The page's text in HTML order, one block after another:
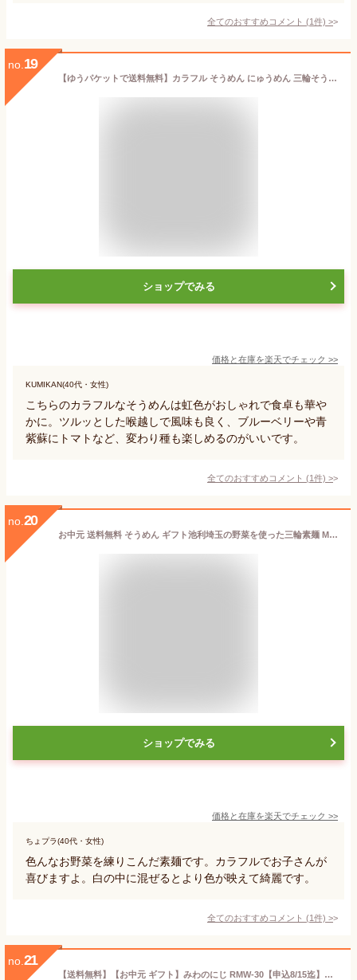
全てのおすすめコメント (1件) >
no. 19
【ゆうパケットで送料無料】カラフル そうめん にゅうめん 三輪そうめん小西 みわのにじ （箱入タイプ）RMW-12 送料込み そうめん カラフル 虹色 かわいい 乾麺 おいしい
ショップでみる
価格と在庫を楽天でチェック >>
KUMIKAN(40代・女性)
こちらのカラフルなそうめんは虹色がおしゃれで食卓も華や
かに。ツルッとした喉越しで風味も良く、ブルーベリーや青
紫蘇にトマトなど、変わり種も楽しめるのがいいです。
全てのおすすめコメント (1件) >
no. 20
お中元 送料無料 そうめん ギフト池利埼玉の野菜を使った三輪素麺 MYS‐30
ショップでみる
価格と在庫を楽天でチェック >>
ちょプラ(40代・女性)
色んなお野菜を練りこんだ素麺です。カラフルでお子さんが
喜びますよ。白の中に混ぜるとより色が映えて綺麗です。
全てのおすすめコメント (1件) >
no. 21
【送料無料】【お中元 ギフト】みわのにじ RMW-30【申込8/15迄】【そうめん 手延べ素麺 三輪そうめん小西 紅しそ トマト 生姜 よもぎ 青しそ ブルーベリー むらさき芋 詰め合わせ】【夏ギフト・お中元・サマーギフト 2024】